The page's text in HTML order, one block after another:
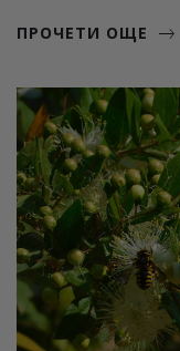
ПРОЧЕТИ ОЩЕ